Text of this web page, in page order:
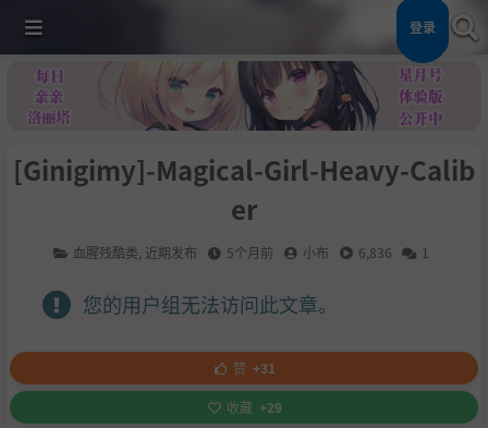
登录
[Ginigimy]-Magical-Girl-Heavy-Calib
er
血腥残酷类 近期发布 5个月前 小布 6,836 1
您的用户组无法访问此文章。
赞 +31
收藏 +29